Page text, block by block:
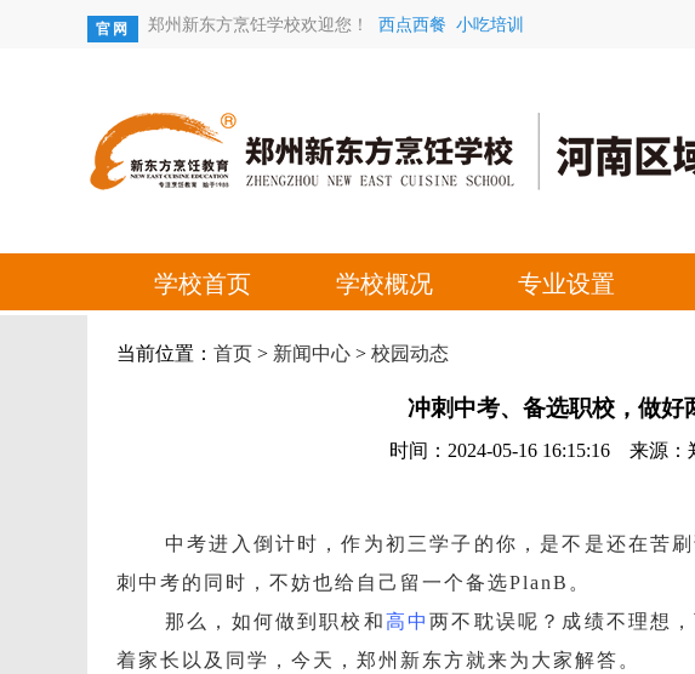
当前位置： 首页 > 新闻中心 > 校园动态
冲刺中考、备选职校，做好
时间：2024-05-16 16:15:16 来源
中考进入倒计时，作为初三学子的你，是不是还在苦
刺中考的同时，不妨也给自己留一个备选PlanB。
那么，如何做到职校和高中两不耽误呢？成绩不理想
着家长以及同学，今天，郑州新东方就来为大家解答。